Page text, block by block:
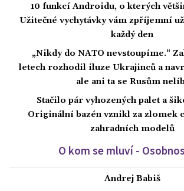
10 funkcí Androidu, o kterých
Užitečné vychytávky vám zpříjemní
každý den
„Nikdy do NATO nevstoupíme.“
letech rozhodil iluze Ukrajinců a
ale ani ta se Rusům
Stačilo pár vyhozených palet a
Originální bazén vznikl za zlomek
zahradních modelů
O kom se mluví -
Andrej Babiš